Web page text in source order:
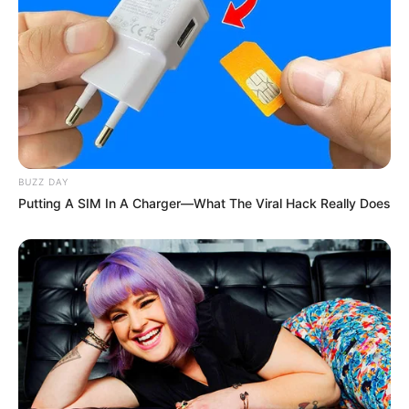
Email address:
Όλα τα κείμενα και οι εικόνες είναι πνευματική ιδιοκτησία του
BUZZ DAY
Putting A SIM In A Charger—What The Viral Hack Really Does